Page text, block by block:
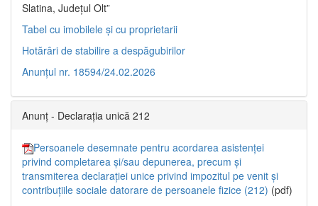
Slatina, Județul Olt”
Tabel cu imobilele și cu proprietarii
Hotărâri de stabilire a despăgubirilor
Anunțul nr. 18594/24.02.2026
Anunț - Declarația unică 212
Persoanele desemnate pentru acordarea asistenței
privind completarea și/sau depunerea, precum și
transmiterea declarației unice privind impozitul pe venit și
contribuțiile sociale datorare de persoanele fizice (212) (pdf)